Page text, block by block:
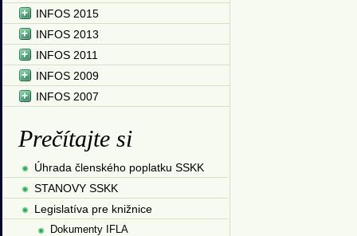
INFOS 2015
INFOS 2013
INFOS 2011
INFOS 2009
INFOS 2007
Prečítajte si
Úhrada členského poplatku SSKK
STANOVY SSKK
Legislatíva pre knižnice
Dokumenty IFLA